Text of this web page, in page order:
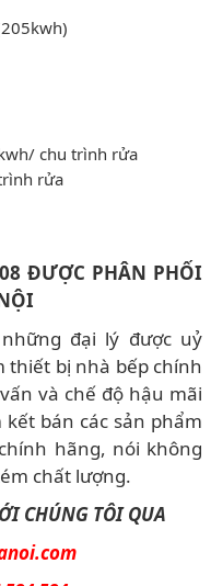
chu trình rửa
rửa
ĐƯỢC PHÂN PHỐI
đại lý được uỷ
thiết bị nhà bếp chính
và chế độ hậu mãi
bán các sản phẩm
hãng, nói không
chất lượng.
CHÚNG TÔI QUA